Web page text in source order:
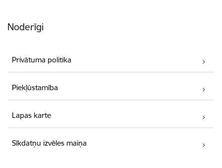
Noderīgi
Privātuma politika
Piekļūstamība
Lapas karte
Sīkdatņu izvēles maiņa